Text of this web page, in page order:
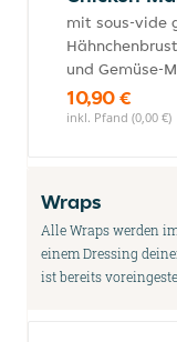
mit sous-vide
und Gemüse-
10,90 €
inkl. Pfand (0,00 €)
Wraps
Alle Wraps werden
einem Dressing
ist bereits